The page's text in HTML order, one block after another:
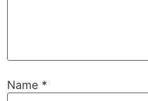
Name *